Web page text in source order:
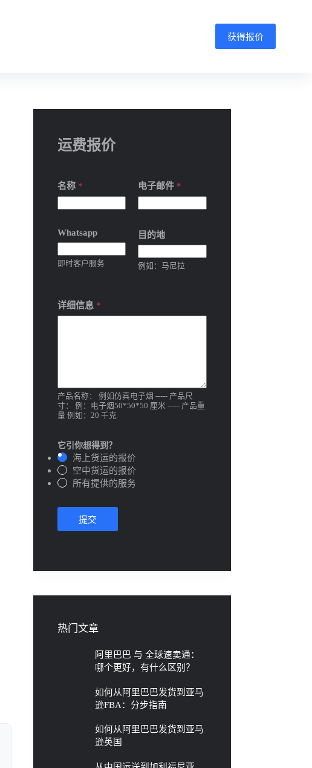
获得报价
运费报价
名称 *
Whatsapp
即时客户服务
电子邮件 *
目的地
例如：马尼拉
详细信息 *
产品名称： 例如仿真电子烟 ----- 产品尺
寸： 例：电子烟50*50*50 厘米 ----- 产品重
量 例如：20 千克
它引你想得到？
海上货运的报价
空中货运的报价
所有提供的服务
提交
热门文章
阿里巴巴 与 全球速卖通：
哪个更好，有什么区别？
如何从阿里巴巴发货到亚马
逊FBA：分步指南
如何从阿里巴巴发货到亚马
逊英国